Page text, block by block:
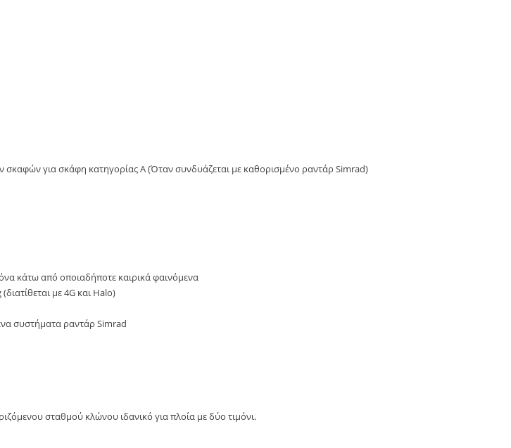
σκαφών για σκάφη κατηγορίας Α (Όταν συνδυάζεται με καθορισμένο ραντάρ Simrad)
κάτω από οποιαδήποτε καιρικά φαινόμενα
με 4G και Halo)
συστήματα ραντάρ Simrad
σταθμού κλώνου ιδανικό για πλοία με δύο τιμόνι.